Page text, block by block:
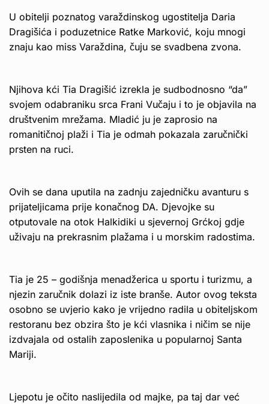
U obitelji poznatog varaždinskog ugostitelja Daria
Dragišića i poduzetnice Ratke Marković, koju mnogi
znaju kao miss Varaždina, čuju se svadbena zvona.
Njihova kći Tia Dragišić izrekla je sudbodnosno “da”
svojem odabraniku srca Frani Vučaju i to je objavila na
društvenim mrežama. Mladić ju je zaprosio na
romanitičnoj plaži i Tia je odmah pokazala zaručnički
prsten na ruci.
Ovih se dana uputila na zadnju zajedničku avanturu s
prijateljicama prije konačnog DA. Djevojke su
otputovale na otok Halkidiki u sjevernoj Grćkoj gdje
uživaju na prekrasnim plažama i u morskim radostima.
Tia je 25 – godišnja menadžerica u sportu i turizmu, a
njezin zaručnik dolazi iz iste branše. Autor ovog teksta
osobno se uvjerio kako je vrijedno radila u obiteljskom
restoranu bez obzira što je kći vlasnika i ničim se nije
izdvajala od ostalih zaposlenika u popularnoj Santa
Mariji.
Ljepotu je očito naslijedila od majke, pa taj dar već